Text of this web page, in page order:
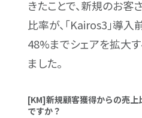
きたことで、新規のお客
比率が、「Kairos3」導
48%までシェアを拡大
ました。
[KM]新規顧客獲得からの売上
ですか？